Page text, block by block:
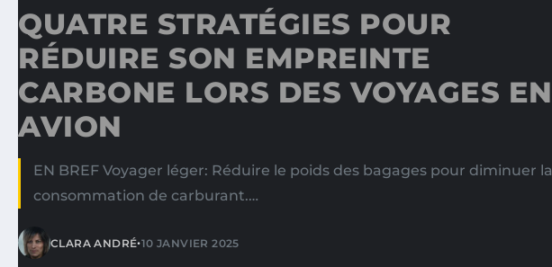
QUATRE STRATÉGIES POUR
RÉDUIRE SON EMPREINTE
CARBONE LORS DES VOYAGES EN
AVION
EN BREF Voyager léger: Réduire le poids des bagages pour diminuer la
consommation de carburant.…
CLARA ANDRÉ•10 JANVIER 2025